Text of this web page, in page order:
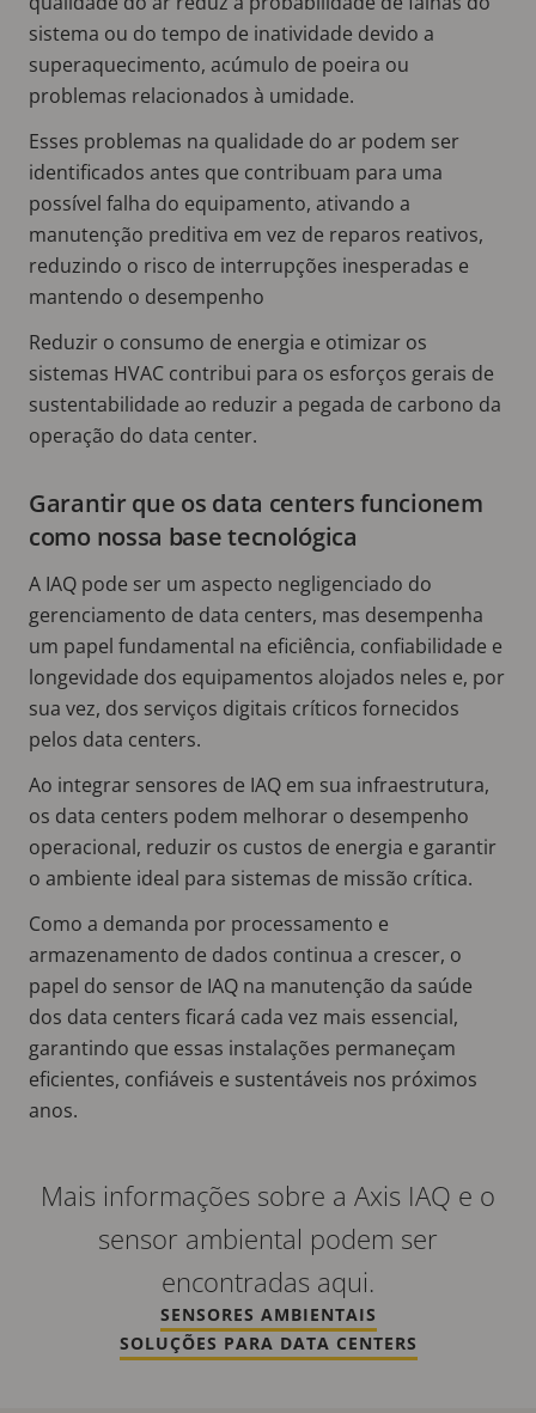
sistema ou do tempo de inatividade devido a
superaquecimento, acúmulo de poeira ou
problemas relacionados à umidade.
Esses problemas na qualidade do ar podem ser
identificados antes que contribuam para uma
possível falha do equipamento, ativando a
manutenção preditiva em vez de reparos reativos,
reduzindo o risco de interrupções inesperadas e
mantendo o desempenho
Reduzir o consumo de energia e otimizar os
sistemas HVAC contribui para os esforços gerais de
sustentabilidade ao reduzir a pegada de carbono da
operação do data center.
Garantir que os data centers funcionem
como nossa base tecnológica
A IAQ pode ser um aspecto negligenciado do
gerenciamento de data centers, mas desempenha
um papel fundamental na eficiência, confiabilidade e
longevidade dos equipamentos alojados neles e, por
sua vez, dos serviços digitais críticos fornecidos
pelos data centers.
Ao integrar sensores de IAQ em sua infraestrutura,
os data centers podem melhorar o desempenho
operacional, reduzir os custos de energia e garantir
o ambiente ideal para sistemas de missão crítica.
Como a demanda por processamento e
armazenamento de dados continua a crescer, o
papel do sensor de IAQ na manutenção da saúde
dos data centers ficará cada vez mais essencial,
garantindo que essas instalações permaneçam
eficientes, confiáveis e sustentáveis nos próximos
anos.
Mais informações sobre a Axis IAQ e o
sensor ambiental podem ser
encontradas aqui.
SENSORES AMBIENTAIS
SOLUÇÕES PARA DATA CENTERS